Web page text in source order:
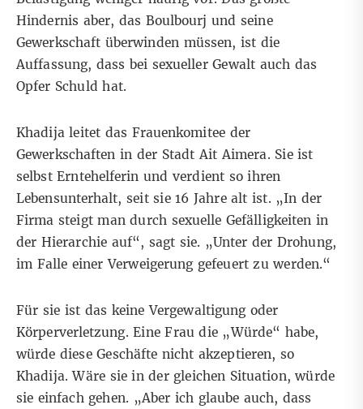
Hindernis aber, das Boulbourj und seine
Gewerkschaft überwinden müssen, ist die
Auffassung, dass bei sexueller Gewalt auch das
Opfer Schuld hat.
Khadija leitet das Frauenkomitee der
Gewerkschaften in der Stadt Ait Aimera. Sie ist
selbst Erntehelferin und verdient so ihren
Lebensunterhalt, seit sie 16 Jahre alt ist. „In der
Firma steigt man durch sexuelle Gefälligkeiten in
der Hierarchie auf“, sagt sie. „Unter der Drohung,
im Falle einer Verweigerung gefeuert zu werden.“
Für sie ist das keine Vergewaltigung oder
Körperverletzung. Eine Frau die „Würde“ habe,
würde diese Geschäfte nicht akzeptieren, so
Khadija. Wäre sie in der gleichen Situation, würde
sie einfach gehen. „Aber ich glaube auch, dass